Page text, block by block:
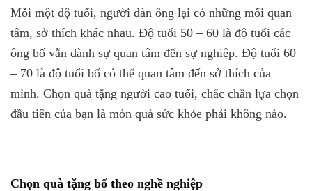
Mỗi một độ tuổi, người đàn ông lại có những mối quan
tâm, sở thích khác nhau. Độ tuổi 50 – 60 là độ tuổi các
ông bố vẫn dành sự quan tâm đến sự nghiệp. Độ tuổi 60
– 70 là độ tuổi bố có thể quan tâm đến sở thích của
mình. Chọn quà tặng người cao tuổi, chắc chắn lựa chọn
đầu tiên của bạn là món quà sức khỏe phải không nào.
Chọn quà tặng bố theo nghề nghiệp